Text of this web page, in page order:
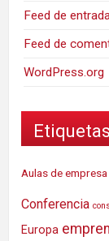
Feed de
Feed de
WordPress.org
Etiquetas
Aulas de empresa
Conferencia
Europa